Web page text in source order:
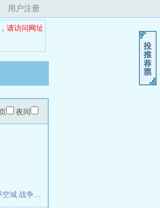
用户注册
请访问网址
夜间
空城 战争天堂